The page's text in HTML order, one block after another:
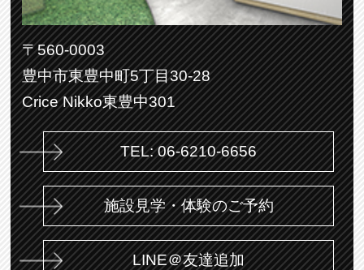
〒560-0003
豊中市東豊中町5丁目30-28
Crice Nikko東豊中301
TEL: 06-6210-6656
施設見学・体験のご予約
LINE＠友達追加